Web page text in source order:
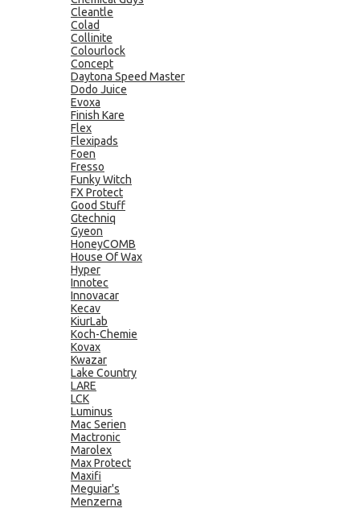
Cleantle
Colad
Collinite
Colourlock
Concept
Daytona Speed Master
Dodo Juice
Evoxa
Finish Kare
Flex
Flexipads
Foen
Fresso
Funky Witch
FX Protect
Good Stuff
Gtechniq
Gyeon
HoneyCOMB
House Of Wax
Hyper
Innotec
Innovacar
Kecav
KiurLab
Koch-Chemie
Kovax
Kwazar
Lake Country
LARE
LCK
Luminus
Mac Serien
Mactronic
Marolex
Max Protect
Maxifi
Meguiar's
Menzerna